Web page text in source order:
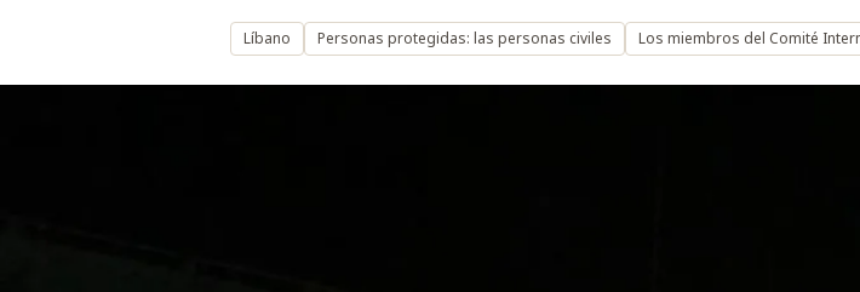
Líbano Personas protegidas: las personas civiles Los miembros del Comité